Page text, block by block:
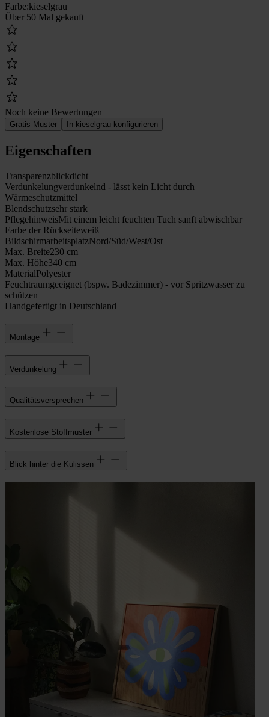
Farbe:kieselgrau
Über 50 Mal gekauft
Noch keine Bewertungen
Gratis Muster In kieselgrau konfigurieren
Eigenschaften
Transparenzblickdicht
Verdunkelungverdunkelnd - lässt kein Licht durch
Wärmeschutzmittel
Blendschutzsehr stark
PflegehinweisMit einem leicht feuchten Tuch sanft abwischbar
Farbe der Rückseiteweiß
BildschirmarbeitsplatzNord/Süd/West/Ost
Max. Breite230 cm
Max. Höhe340 cm
MaterialPolyester
Feuchtraumgeeignet (bspw. Badezimmer) - vor Spritzwasser zu
schützen
Handgefertigt in Deutschland
Montage
Verdunkelung
Qualitätsversprechen
Kostenlose Stoffmuster
Blick hinter die Kulissen